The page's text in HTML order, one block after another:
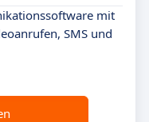
mit
SMS und